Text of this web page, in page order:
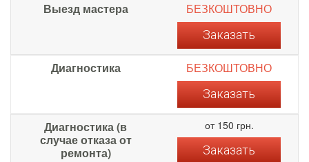
Выезд мастера БЕЗКОШТОВНО
Заказать
Диагностика БЕЗКОШТОВНО
Заказать
Диагностика (в
случае отказа от
ремонта)
от 150 грн.
Заказать